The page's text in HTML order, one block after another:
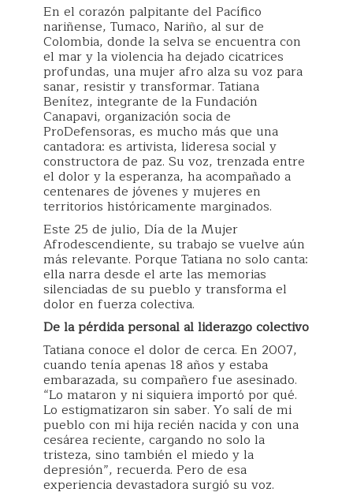
En el corazón palpitante del Pacífico
nariñense, Tumaco, Nariño, al sur de
Colombia, donde la selva se encuentra con
el mar y la violencia ha dejado cicatrices
profundas, una mujer afro alza su voz para
sanar, resistir y transformar. Tatiana
Benítez, integrante de la Fundación
Canapavi, organización socia de
ProDefensoras, es mucho más que una
cantadora: es artivista, lideresa social y
constructora de paz. Su voz, trenzada entre
el dolor y la esperanza, ha acompañado a
centenares de jóvenes y mujeres en
territorios históricamente marginados.
Este 25 de julio, Día de la Mujer
Afrodescendiente, su trabajo se vuelve aún
más relevante. Porque Tatiana no solo canta:
ella narra desde el arte las memorias
silenciadas de su pueblo y transforma el
dolor en fuerza colectiva.
De la pérdida personal al liderazgo colectivo
Tatiana conoce el dolor de cerca. En 2007,
cuando tenía apenas 18 años y estaba
embarazada, su compañero fue asesinado.
“Lo mataron y ni siquiera importó por qué.
Lo estigmatizaron sin saber. Yo salí de mi
pueblo con mi hija recién nacida y con una
cesárea reciente, cargando no solo la
tristeza, sino también el miedo y la
depresión”, recuerda. Pero de esa
experiencia devastadora surgió su voz.